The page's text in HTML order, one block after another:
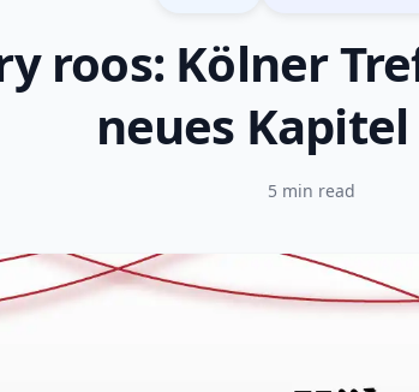
roos: Kölner
neues Kapitel
5 min read